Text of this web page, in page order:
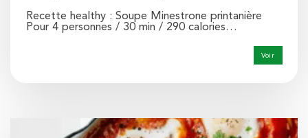
Recette healthy : Soupe Minestrone printanière
Pour 4 personnes / 30 min / 290 calories…
Voir